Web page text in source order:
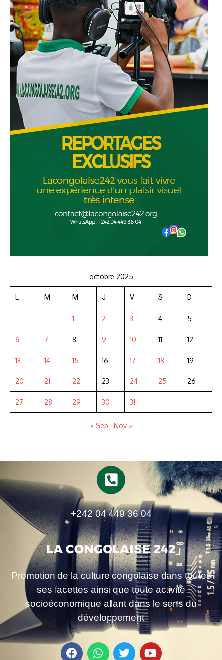
octobre 2025
L M M J V S D
1 2 3 4 5
6 7 8 9 10 11 12
13 14 15 16 17 18 19
20 21 22 23 24 25 26
27 28 29 30 31
« Sep Nov »
+242 04 449 36 04
Promotion de la culture congolaise dans toutes
ses facettes ainsi que toute activité
socioéconomique allant dans le sens du
développement